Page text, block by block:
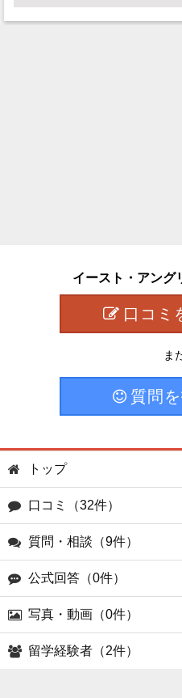
イースト・アング
口コミ
ま
質問
トップ
口コミ（32件）
質問・相談（9件）
公式回答（0件）
写真・動画（0件）
留学経験者（2件）